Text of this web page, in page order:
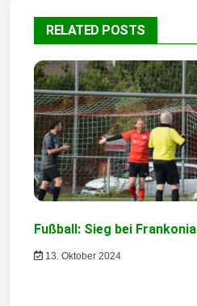
r
a
g
s
n
a
v
i
g
RELATED POSTS
Fußball: Sieg bei Frankonia
13. Oktober 2024